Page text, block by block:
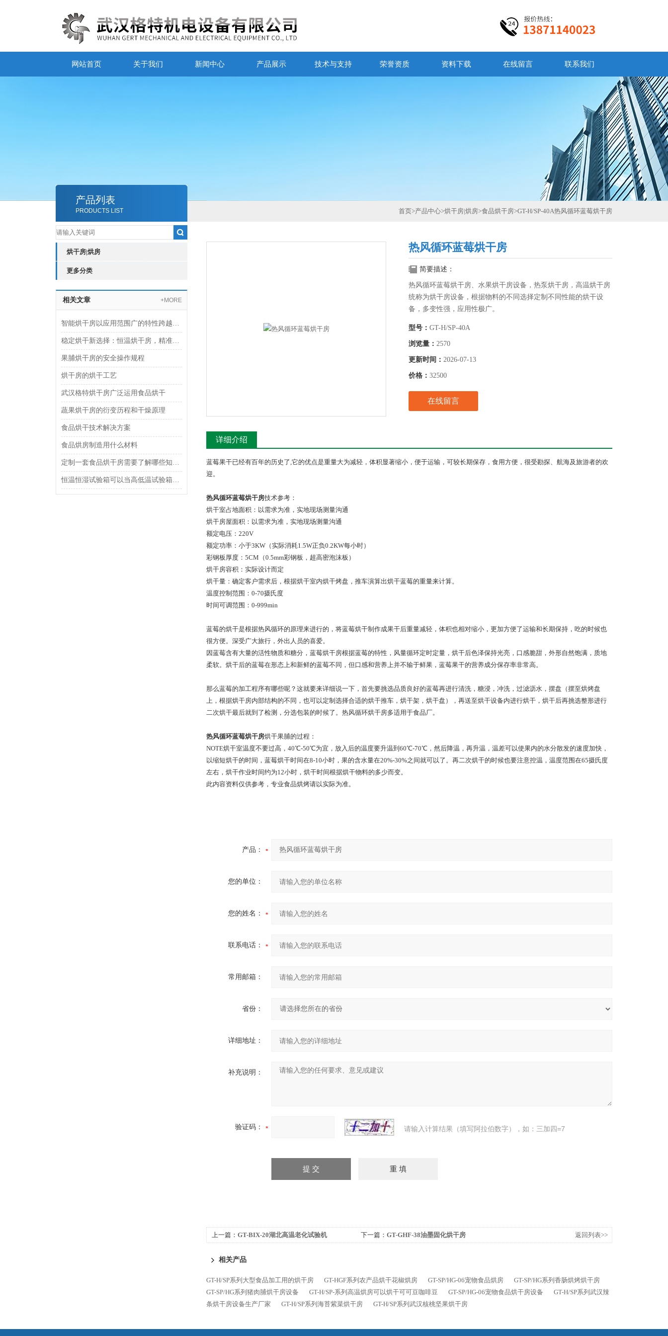
网站首页 关于我们 新闻中心 产品展示 技术与支持 荣誉资质 资料下载 在线留言 联系我们
产品列表
PRODUCTS LIST
烘干房|烘房
更多分类
相关文章 +MORE
智能烘干房以应用范围广的特性跨越食品、工业制造等多个行业
稳定烘干新选择：恒温烘干房，精准控制更高效
果脯烘干房的安全操作规程
烘干房的烘干工艺
武汉格特烘干房广泛运用食品烘干
蔬果烘干房的衍变历程和干燥原理
食品烘干技术解决方案
食品烘房制造用什么材料
定制一套食品烘干房需要了解哪些知识？
恒温恒湿试验箱可以当高低温试验箱使用吗？
首页>产品中心>烘干房|烘房>食品烘干房>GT-H/SP-40A热风循环蓝莓烘干房
热风循环蓝莓烘干房
简要描述：
热风循环蓝莓烘干房、水果烘干房设备，热泵烘干房，高温烘干房
统称为烘干房设备，根据物料的不同选择定制不同性能的烘干设
备，多变性强，应用性极广。
型号： GT-H/SP-40A
浏览量： 2570
更新时间： 2026-07-13
价格： 32500
在线留言
详细介绍
蓝莓果干已经有百年的历史了,它的优点是重量大为减轻，体积显著缩小，便于运输，可较长期保存，食用方便，很受勘探、航海及旅游者的欢
迎。
热风循环蓝莓烘干房技术参考：
烘干室占地面积：以需求为准，实地现场测量沟通
烘干房屋面积：以需求为准，实地现场测量沟通
额定电压：220V
额定功率：小于3KW（实际消耗1.5W正负0.2KW每小时）
彩钢板厚度：5CM（0.5mm彩钢板，超高密泡沫板）
烘干房容积：实际设计而定
烘干量：确定客户需求后，根据烘干室内烘干烤盘，推车演算出烘干蓝莓的重量来计算。
温度控制范围：0-70摄氏度
时间可调范围：0-999min
蓝莓的烘干是根据热风循环的原理来进行的，将蓝莓烘干制作成果干后重量减轻，体积也相对缩小，更加方便了运输和长期保持，吃的时候也
很方便。深受广大旅行，外出人员的喜爱。
因蓝莓含有大量的活性物质和糖分，蓝莓烘干房根据蓝莓的特性，风量循环定时定量，烘干后色泽保持光亮，口感脆甜，外形自然饱满，质地
柔软。烘干后的蓝莓在形态上和新鲜的蓝莓不同，但口感和营养上并不输于鲜果，蓝莓果干的营养成分保存率非常高。
那么蓝莓的加工程序有哪些呢？这就要来详细说一下，首先要挑选品质良好的蓝莓再进行清洗，糖浸，冲洗，过滤沥水，摆盘（摆至烘烤盘
上，根据烘干房内部结构的不同，也可以定制选择合适的烘干推车，烘干架，烘干盘），再送至烘干设备内进行烘干，烘干后再挑选整形进行
二次烘干最后就到了检测，分选包装的时候了。热风循环烘干房多适用于食品厂。
热风循环蓝莓烘干房烘干果脯的过程：
NOTE烘干室温度不要过高，40℃-50℃为宜，放入后的温度要升温到60℃-70℃，然后降温，再升温，温差可以使果内的水分散发的速度加快，
以缩短烘干的时间，蓝莓烘干时间在8-10小时，果的含水量在20%-30%之间就可以了。再二次烘干的时候也要注意控温，温度范围在65摄氏度
左右，烘干作业时间约为12小时，烘干时间根据烘干物料的多少而变。
此内容资料仅供参考，专业食品烘烤请以实际为准。
产品：
您的单位：
您的姓名：
联系电话：
常用邮箱：
省份：
详细地址：
补充说明：
验证码： 请输入计算结果（填写阿拉伯数字），如：三加四=7
上一篇： GT-BIX-20湖北高温老化试验机 下一篇： GT-GHF-38油墨固化烘干房 返回列表>>
相关产品
GT-H/SP系列大型食品加工用的烘干房 GT-HGF系列农产品烘干花椒烘房 GT-SP/HG-06宠物食品烘房
GT-SP/HG系列香肠烘烤烘干房
GT-SP/HG系列猪肉脯烘干房设备
GT-H/SP-系列高温烘房可以烘干可可豆咖啡豆 GT-SP/HG-06宠物食品烘干房设备
GT-H/SP系列武汉辣
条烘干房设备生产厂家
GT-H/SP系列海苔紫菜烘干房 GT-H/SP系列武汉核桃坚果烘干房